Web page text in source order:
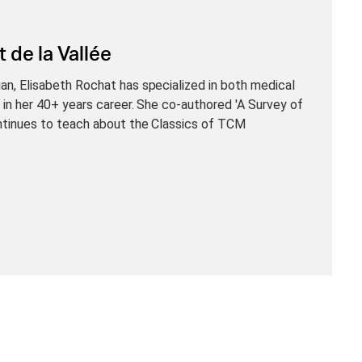
de la Vallée
Elisabeth Rochat has specialized in both medical
her 40+ years career. She co-authored 'A Survey of
to teach about the Classics of TCM